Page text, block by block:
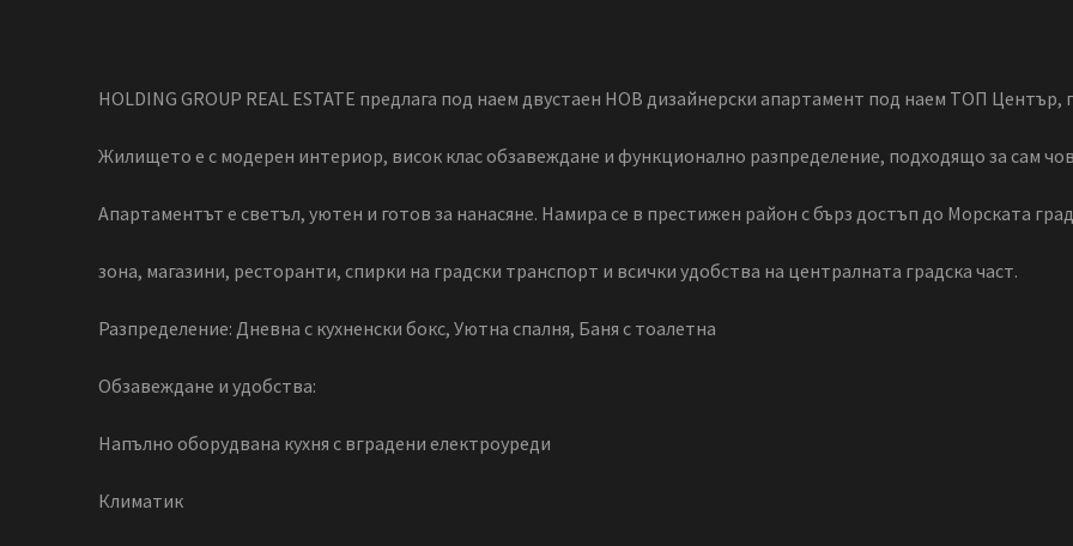
HOLDING GROUP REAL ESTATE предлага под наем двустаен НОВ дизайнерски апартамент под наем ТОП Център,
Жилището е с модерен интериор, висок клас обзавеждане и функционално разпределение, подходящо за сам
Апартаментът е светъл, уютен и готов за нанасяне. Намира се в престижен район с бърз достъп до Морската
зона, магазини, ресторанти, спирки на градски транспорт и всички удобства на централната градска част.
Разпределение: Дневна с кухненски бокс, Уютна спалня, Баня с тоалетна
Обзавеждане и удобства:
Напълно оборудвана кухня с вградени електроуреди
Климатик